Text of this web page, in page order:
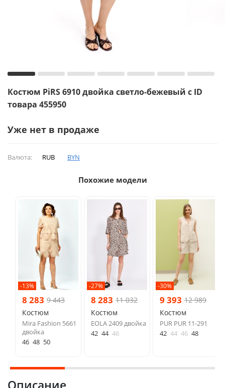
Костюм PiRS 6910 двойка светло-бежевый с ID
товара 455950
Уже нет в продаже
Валюта: RUB BYN
Похожие модели
-13%
8 283 9 443
Костюм
Mira Fashion 5661
двойка
46 48 50
-27%
8 283 11 032
Костюм
EOLA 2409 двойка
42 44 46
-30%
9 393 12 989
Костюм
PUR PUR 11-291
42 44 46 48